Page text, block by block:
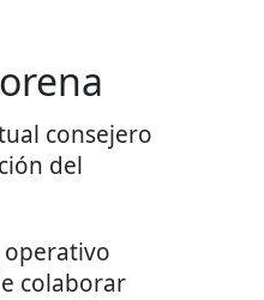
consejero
del
operativo
colaborar